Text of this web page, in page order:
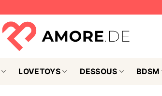
LOVETOYS DESSOUS BDSM